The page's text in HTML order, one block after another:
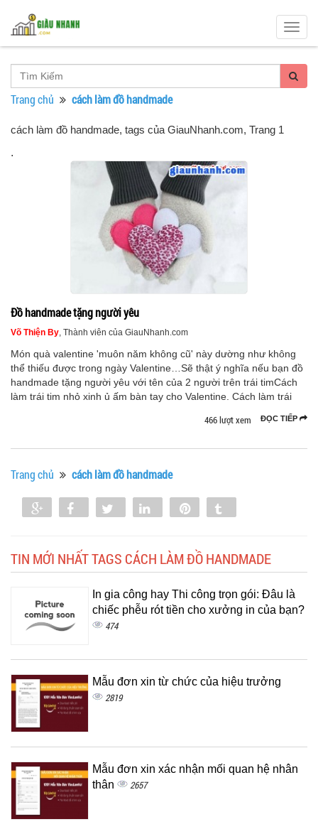
Trang chủ cách làm đồ handmade
cách làm đồ handmade, tags của GiauNhanh.com, Trang 1
.
Đồ handmade tặng người yêu
Võ Thiện By, Thành viên của GiauNhanh.com
Món quà valentine 'muôn năm không cũ' này dường như không
thể thiếu được trong ngày Valentine…Sẽ thật ý nghĩa nếu bạn đồ
handmade tặng người yêu với tên của 2 người trên trái timCách
làm trái tim nhỏ xinh ủ ấm bàn tay cho Valentine. Cách làm trái
ĐỌC TIẾP
466 lượt xem
Trang chủ cách làm đồ handmade
Share Share Tweet Share
TIN MỚI NHẤT TAGS CÁCH LÀM ĐỒ HANDMADE
In gia công hay Thi công trọn gói: Đâu là
chiếc phễu rót tiền cho xưởng in của bạn?
474
Mẫu đơn xin từ chức của hiệu trưởng
2819
Mẫu đơn xin xác nhận mối quan hệ nhân
thân
2657